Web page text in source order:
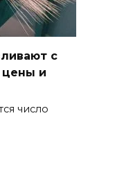
с
цены и
число